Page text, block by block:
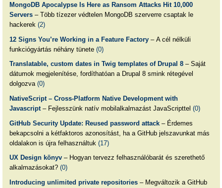
MongoDB Apocalypse Is Here as Ransom Attacks Hit 10,000
Servers– Több tízezer védtelen MongoDB szerverre csaptak le
hackerek (2)
12 Signs You’re Working in a Feature Factory– A cél nélküli
funkciógyártás néhány tünete (0)
Translatable, custom dates in Twig templates of Drupal 8– Saját
dátumok megjelenítése, fordíthatóan a Drupal 8 smink rétegével
dolgozva (0)
NativeScript – Cross-Platform Native Development with
Javascript– Fejlesszünk natív mobilalkalmazást JavaScripttel (0)
GitHub Security Update: Reused password attack– Érdemes
bekapcsolni a kétfaktoros azonosítást, ha a GitHub jelszavunkat más
oldalakon is újra felhasználtuk (17)
UX Design könyv– Hogyan tervezz felhasználóbarát és szerethető
alkalmazásokat? (0)
Introducing unlimited private repositories– Megváltozik a GitHub